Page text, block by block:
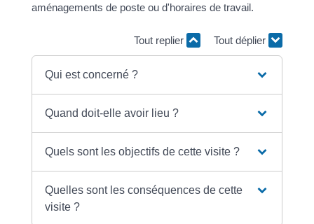
aménagements de poste ou d'horaires de travail.
Tout replier Tout déplier
Qui est concerné ?
Quand doit-elle avoir lieu ?
Quels sont les objectifs de cette visite ?
Quelles sont les conséquences de cette
visite ?